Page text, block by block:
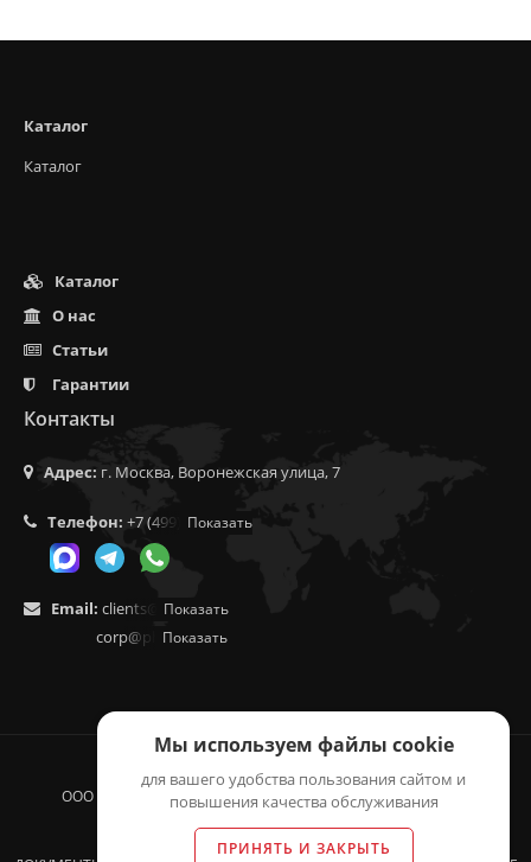
Каталог
Каталог
Каталог
О нас
Статьи
Гарантии
Контакты
Адрес: г. Москва, Воронежская улица, 7
Телефон: +7 (499) 350-55-05
Показать
Email: clients@f9.market
Показать
corp@phoenix9.ru
Показать
ООО "ЛОГИСТИКА", 2014 - 2026 © ВСЕ ПРАВА ЗАЩИЩЕНЫ.
ОГРН 1155257003549, ИНН 5257150769
Мы используем файлы cookie
для вашего удобства пользования сайтом и
повышения качества обслуживания
ПРИНЯТЬ И ЗАКРЫТЬ